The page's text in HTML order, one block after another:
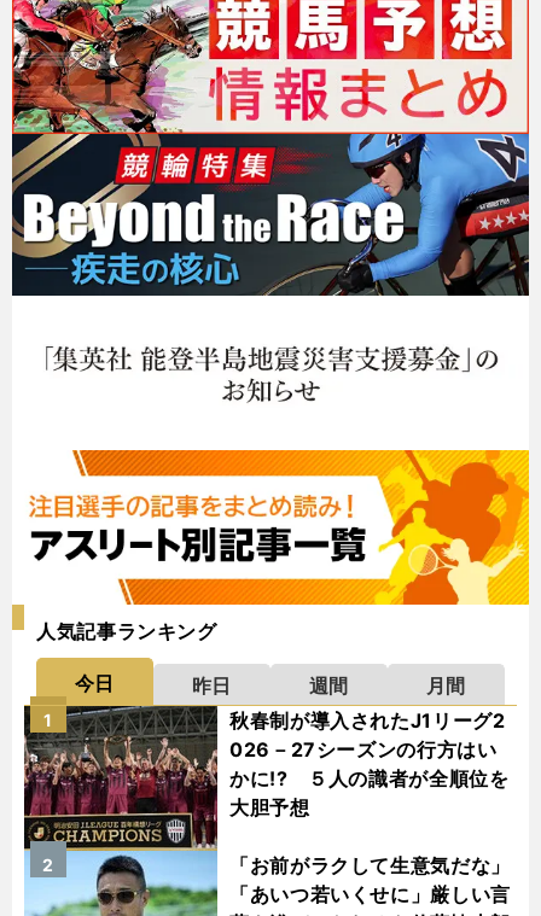
人気記事ランキング
今日 昨日 週間
月間
秋春制が導入されたJ1リーグ2
026－27シーズンの行方はい
かに!? ５人の識者が全順位を
大胆予想
1
「お前がラクして生意気だな」
「あいつ若いくせに」厳しい言
2